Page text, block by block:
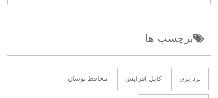
برچسب ها
برد برق کابل افزایش محافظ نوسان